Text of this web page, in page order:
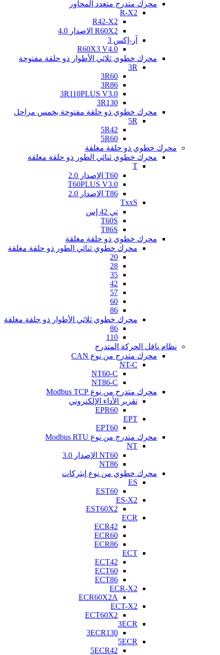
محرك متدرج متعدد المحاور
R-X2
R42-X2
R60X2 الإصدار 4.0
آر-إكس 3
R60X3 V4.0
محرك خطوي ثلاثي الأطوار ذو حلقة مفتوحة
3R
3R60
3R86
3R110PLUS V3.0
3R130
محرك خطوي ذو حلقة مفتوحة بخمس مراحل
5R
5R42
5R60
محرك خطوي ذو حلقة مغلقة
محرك خطوي ثنائي الطور ذو حلقة مغلقة
T
T60 الإصدار 2.0
T60PLUS V3.0
T86 الإصدار 2.0
TxxS
تي 42 إس
T60S
T86S
محرك خطوي ذو حلقة مغلقة
محرك خطوي ثنائي الطور ذو حلقة مغلقة
20
28
35
42
57
60
86
محرك خطوي ثلاثي الأطوار ذو حلقة مغلقة
86
110
نظام ناقل الحركة المتدرج
محرك متدرج من نوع CAN
NT-C
NT60-C
NT86-C
محرك متدرج من نوع Modbus TCP
تقرير الأداء الإلكتروني
EPR60
EPT
EPT60
محرك متدرج من نوع Modbus RTU
NT
NT60 الإصدار 3.0
NT86
محرك خطوي من نوع إيثركات
ES
EST60
ES-X2
EST60X2
ECR
ECR42
ECR60
ECR86
ECT
ECT42
ECT60
ECT86
ECR-X2
ECR60X2A
ECT-X2
ECT60X2
3ECR
3ECR130
5ECR
5ECR42